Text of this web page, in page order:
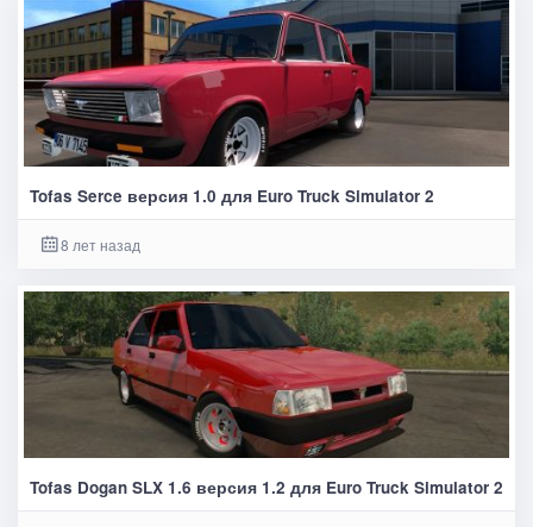
Tofas Serce версия 1.0 для Euro Truck Simulator 2
8 лет назад
Tofas Dogan SLX 1.6 версия 1.2 для Euro Truck Simulator 2